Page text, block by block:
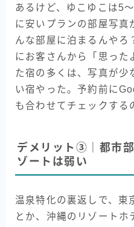
あるけど、ゆこゆこは5
に安いプランの部屋写真
んな部屋に泊まるんやろ
にお客さんから「思った
た宿の多くは、写真が少
い宿やった。予約前に
も合わせてチェックする
デメリット③｜都市
ゾートは弱い
温泉特化の裏返しで、東
とか、沖縄のリゾートホ